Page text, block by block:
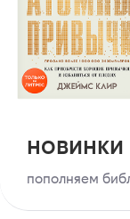
пополняем